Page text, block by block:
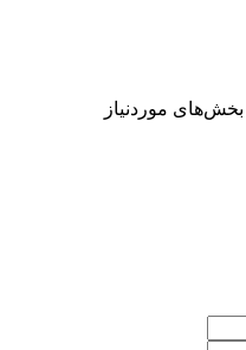
بخش‌های موردنیاز